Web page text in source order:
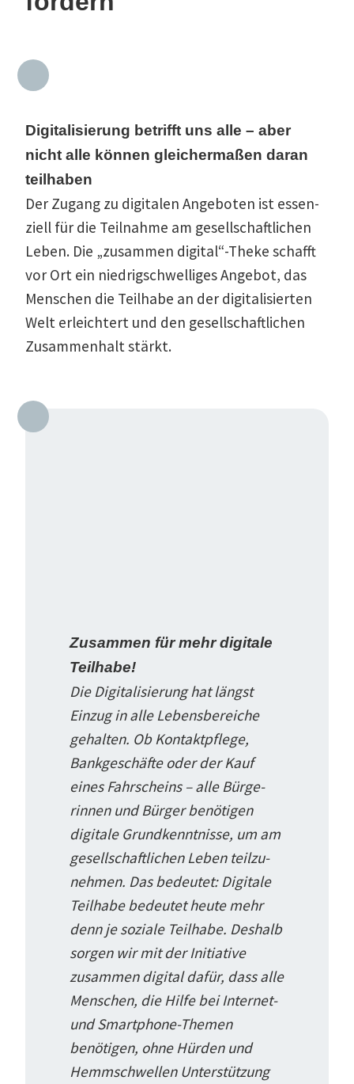
Digita­li­sierung betrifft uns alle – aber
nicht alle können gleicher­maßen daran
teilhaben
Der Zugang zu digitalen Angeboten ist essen­
ziell für die Teilnahme am gesell­schaft­lichen
Leben. Die „zusammen digital“-Theke schafft
vor Ort ein niedrig­schwel­liges Angebot, das
Menschen die Teilhabe an der digita­li­sierten
Welt erleichtert und den gesell­schaft­lichen
Zusam­menhalt stärkt.
Zusammen für mehr digitale
Teilhabe!
Die Digita­li­sierung hat längst
Einzug in alle Lebens­be­reiche
gehalten. Ob Kontakt­pflege,
Bankge­schäfte oder der Kauf
eines Fahrscheins – alle Bürge­
rinnen und Bürger benötigen
digitale Grund­kennt­nisse, um am
gesell­schaft­lichen Leben teilzu­
nehmen. Das bedeutet: Digitale
Teilhabe bedeutet heute mehr
denn je soziale Teilhabe. Deshalb
sorgen wir mit der Initiative
zusammen digital dafür, dass alle
Menschen, die Hilfe bei Internet-
und Smart­phone-Themen
benötigen, ohne Hürden und
Hemmschwellen Unter­stützung